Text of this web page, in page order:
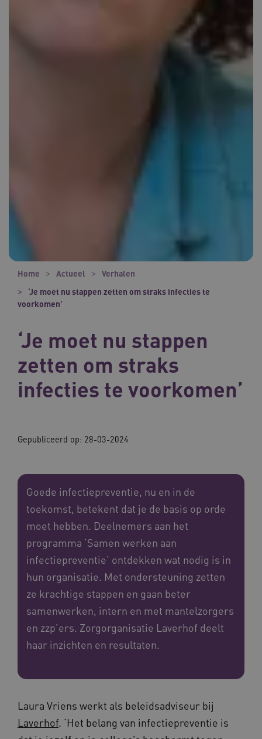
Home Actueel
Verhalen
‘Je moet nu stappen zetten om straks infecties te
voorkomen’
‘Je moet nu stappen
zetten om straks
infecties te voorkomen’
Gepubliceerd op: 28-03-2024
Goede infectiepreventie, nu en in de
toekomst, betekent dat je de basis op orde
moet hebben. Deelnemers aan het
programma ‘Samen werken aan
infectiepreventie’ ontdekken wat nodig is in
hun organisatie. Met ondersteuning zetten
ze krachtige stappen en gaan beter
samenwerken, intern en met mantelzorgers
en zzp’ers. Zorgorganisatie Laverhof deelt
haar inzichten en resultaten.
Laura Vriens werkt als beleidsadviseur bij
Laverhof. ‘Het belang van infectiepreventie is